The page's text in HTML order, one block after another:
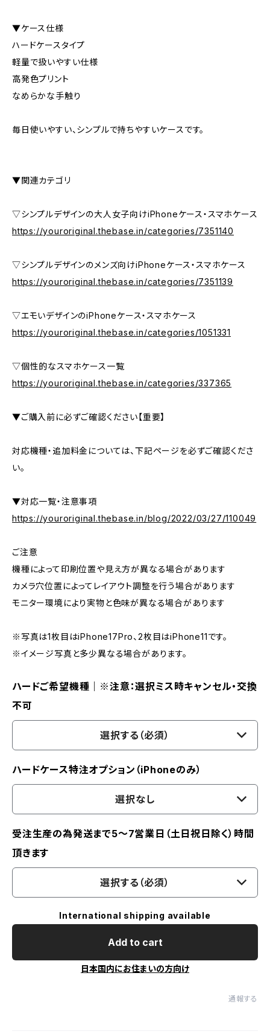
▼ケース仕様
ハードケースタイプ
軽量で扱いやすい仕様
高発色プリント
なめらかな手触り
毎日使いやすい、シンプルで持ちやすいケースです。
▼関連カテゴリ
▽シンプルデザインの大人女子向けiPhoneケース・スマホケース
https://youroriginal.thebase.in/categories/7351140
▽シンプルデザインのメンズ向けiPhoneケース・スマホケース
https://youroriginal.thebase.in/categories/7351139
▽エモいデザインのiPhoneケース・スマホケース
https://youroriginal.thebase.in/categories/1051331
▽個性的なスマホケース一覧
https://youroriginal.thebase.in/categories/337365
▼ご購入前に必ずご確認ください【重要】
対応機種・追加料金については、下記ページを必ずご確認くださ
い。
▼対応一覧・注意事項
https://youroriginal.thebase.in/blog/2022/03/27/110049
ご注意
機種によって印刷位置や見え方が異なる場合があります
カメラ穴位置によってレイアウト調整を行う場合があります
モニター環境により実物と色味が異なる場合があります
※写真は1枚目はiPhone17Pro、2枚目はiPhone11です。
※イメージ写真と多少異なる場合があります。
ハードご希望機種｜※注意：選択ミス時キャンセル・交換
不可
選択する（必須）
ハードケース特注オプション（iPhoneのみ）
選択なし
受注生産の為発送まで5～7営業日（土日祝日除く）時間
頂きます
選択する（必須）
International shipping available
Add to cart
日本国内にお住まいの方向け
通報する